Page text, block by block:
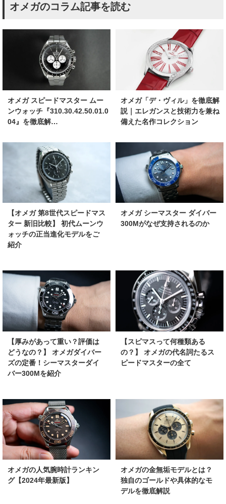
オメガのコラム記事を読む
オメガ スピードマスター ムー
ンウォッチ『310.30.42.50.01.0
04』を徹底解…
オメガ「デ・ヴィル」を徹底解
説｜エレガンスと技術力を兼ね
備えた名作コレクション
【オメガ 第8世代スピードマス
ター 新旧比較】 初代ムーンウ
ォッチの正当進化モデルをご
紹介
オメガ シーマスター ダイバー
300Mがなぜ支持されるのか
【厚みがあって重い？評価は
どうなの？】 オメガダイバー
ズの定番！シーマスターダイ
バー300Mを紹介
【スピマスって何種類ある
の？】 オメガの代名詞たるス
ピードマスターの全て
オメガの人気腕時計ランキン
グ【2024年最新版】
オメガの金無垢モデルとは？
独自のゴールドや具体的なモ
デルを徹底解説